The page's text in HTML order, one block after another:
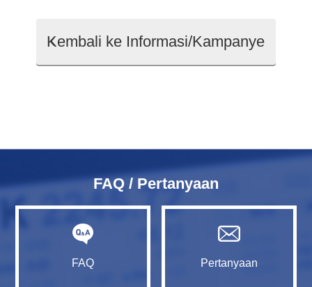
Kembali ke Informasi/Kampanye
FAQ / Pertanyaan
FAQ Pertanyaan